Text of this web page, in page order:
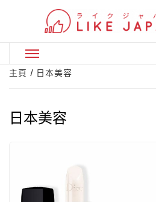
Primary
Menu
主頁 日本美容
日本美容